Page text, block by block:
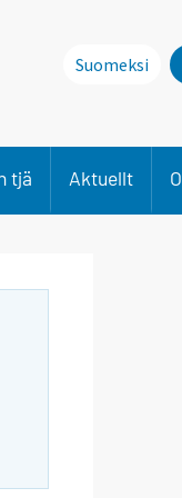
Suomeksi
tjä Aktuellt